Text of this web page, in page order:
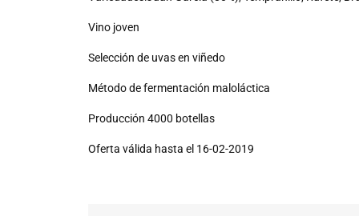
Vino joven
Selección de uvas en viñedo
Método de fermentación maloláctica
Producción 4000 botellas
Oferta válida hasta el 16-02-2019